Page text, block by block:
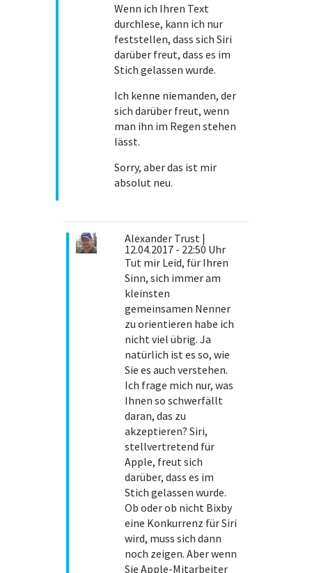
Wenn ich Ihren Text
durchlese, kann ich nur
feststellen, dass sich Siri
darüber freut, dass es im
Stich gelassen wurde.
Ich kenne niemanden, der
sich darüber freut, wenn
man ihn im Regen stehen
lässt.
Sorry, aber das ist mir
absolut neu.
Alexander Trust |
12.04.2017 - 22:50 Uhr
Tut mir Leid, für Ihren
Sinn, sich immer am
kleinsten
gemeinsamen Nenner
zu orientieren habe ich
nicht viel übrig. Ja
natürlich ist es so, wie
Sie es auch verstehen.
Ich frage mich nur, was
Ihnen so schwerfällt
daran, das zu
akzeptieren? Siri,
stellvertretend für
Apple, freut sich
darüber, dass es im
Stich gelassen wurde.
Ob oder ob nicht Bixby
eine Konkurrenz für Siri
wird, muss sich dann
noch zeigen. Aber wenn
Sie Apple-Mitarbeiter